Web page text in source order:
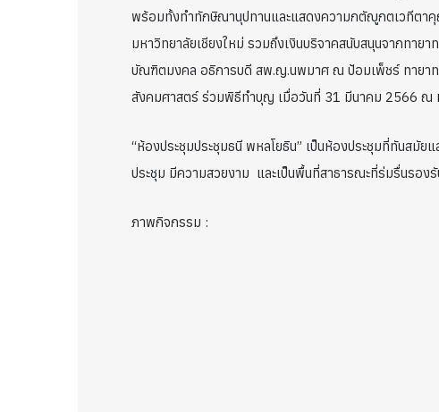
พร้อมทั้งทำทักษิณานุปทานและแสดงความกตัญูกตเวทีตาคุ
มหาวิทยาลัยเชียงใหม่ รวมถึงเงินบริจาคสนับสนุนจากทา
บัณฑิตมงคล อธิการบดี สพ.ญ.นพมาศ ณ ป้อมเพ็ชร์ ทายา
สังคมศาสตร์ ร่วมพิธีทำบุญ เมื่อวันที่ 31 มีนาคม 2566 ณ
“ห้องประชุมประชุมธนี พหลโยธิน” เป็นห้องประชุมที่ทันสมั
ประชุม มีความสวยงาม และเป็นพื้นที่สาธารณะที่ร่มรื่นรอง
ภาพกิจกรรม :